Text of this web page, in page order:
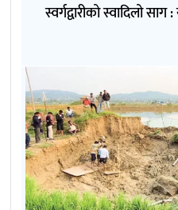
स्वर्गद्वारीको स्वादिलो